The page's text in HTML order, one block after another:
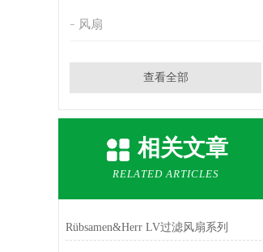
风扇
查看全部
相关文章
RELATED ARTICLES
Rübsamen&Herr LV过滤风扇系列